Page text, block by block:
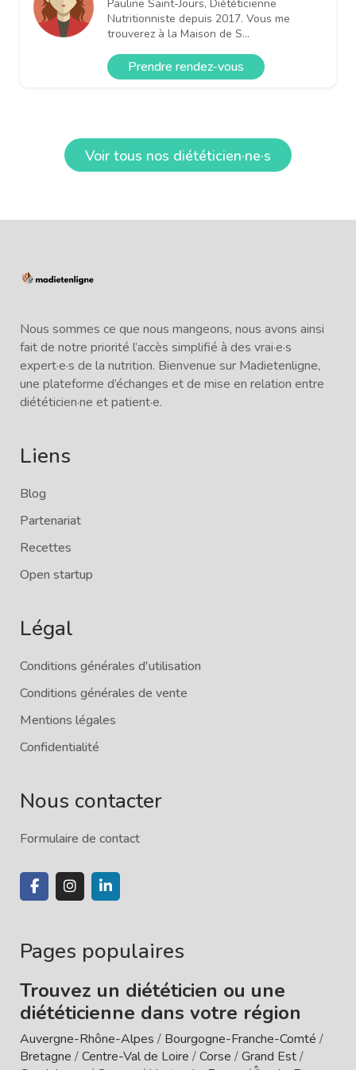
Pauline Saint-Jours, Diététicienne
Nutritionniste depuis 2017. Vous me
trouverez à la Maison de S...
Prendre rendez-vous
Voir tous nos diététicien·ne·s
Nous sommes ce que nous mangeons, nous avons ainsi
fait de notre priorité l’accès simplifié à des vrai·e·s
expert·e·s de la nutrition. Bienvenue sur Madietenligne,
une plateforme d’échanges et de mise en relation entre
diététicien·ne et patient·e.
Liens
Blog
Partenariat
Recettes
Open startup
Légal
Conditions générales d'utilisation
Conditions générales de vente
Mentions légales
Confidentialité
Nous contacter
Formulaire de contact
Pages populaires
Trouvez un diététicien ou une
diététicienne dans votre région
Auvergne-Rhône-Alpes / Bourgogne-Franche-Comté /
Bretagne /Centre-Val de Loire /Corse /Grand Est/